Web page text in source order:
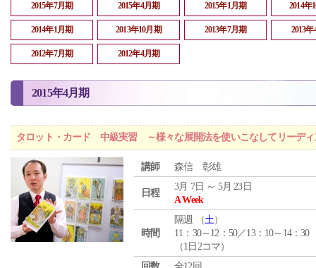
2015年7月期 2015年4月期 2015年1月期 2014年
2014年1月期 2013年10月期 2013年7月期 2013
2012年7月期 2012年4月期
2015年4月期
タロット・カード 中級実習 ～様々な展開法を使いこなしてリーディ
講師 森信 彰雄
日程
3月 7日 ～ 5月 23日
A Week
時間
隔週 （土）
11：30～12：50／13：10～14：30
（1日2コマ）